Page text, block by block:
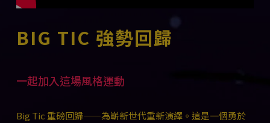
BIG TIC 強勢回歸
一起加入這場風格運動
Big Tic 重磅回歸——為嶄新世代重新演繹。這是一個勇於